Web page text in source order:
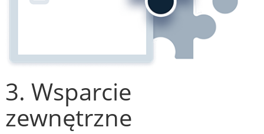
3. Wsparcie
zewnętrzne